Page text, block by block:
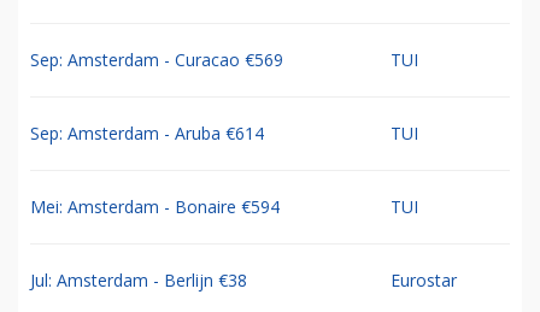
Sep: Amsterdam - Curacao €569 TUI
Sep: Amsterdam - Aruba €614 TUI
Mei: Amsterdam - Bonaire €594 TUI
Jul: Amsterdam - Berlijn €38 Eurostar